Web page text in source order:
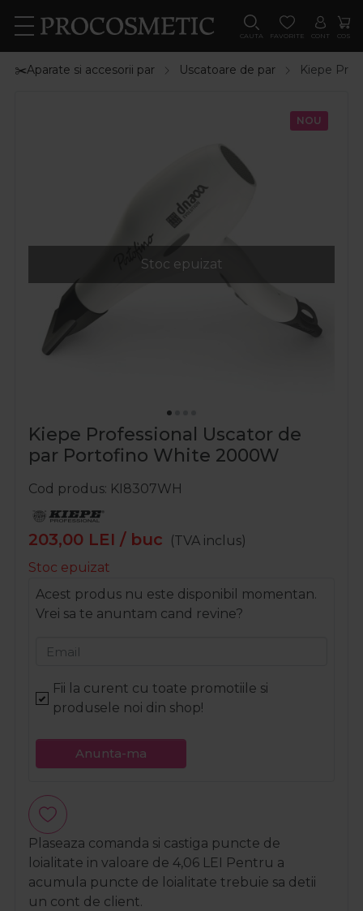
CAUTA FAVORITE CONT COS
✂️Aparate si accesorii par Uscatoare de par Kiepe
Stoc epuizat
NOU
Kiepe Professional Uscator de
par Portofino White 2000W
Cod produs KI8307WH
203,00 LEI / buc
(TVA inclus)
Stoc epuizat
Acest produs nu este disponibil momentan.
Vrei sa te anuntam cand revine?
Email
Fii la curent cu toate promotiile si
produsele noi din shop!
Anunta-ma
Plaseaza comanda si castiga puncte de
loialitate in valoare de 4,06 LEI
Pentru a
acumula puncte de loialitate trebuie sa detii
un cont de client.